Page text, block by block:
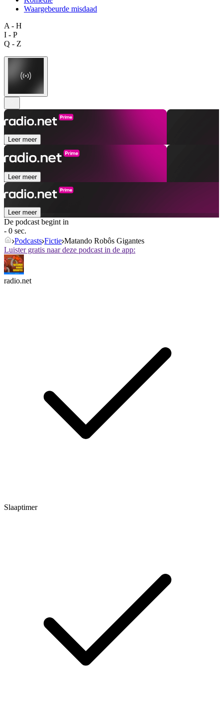
Waargebeurde misdaad
A - H
I - P
Q - Z
Leer meer
Leer meer
Leer meer
De podcast begint in
- 0 sec.
Podcasts Fictie Matando Robôs Gigantes
Luister gratis naar deze podcast in de app:
radio.net
Slaaptimer